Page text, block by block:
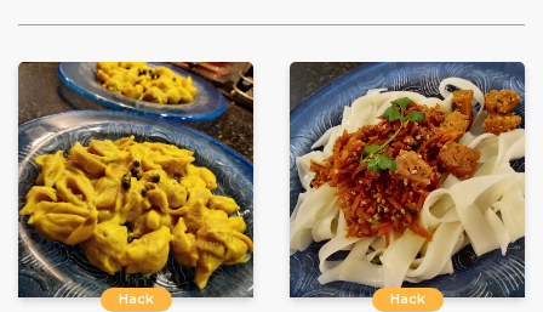
Hack Hack